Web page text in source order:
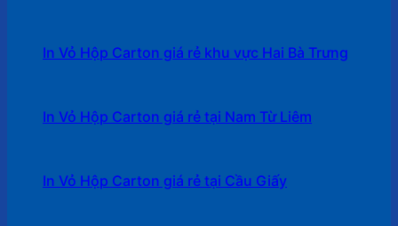
In Vỏ Hộp Carton giá rẻ khu vực Hai Bà Trưng
In Vỏ Hộp Carton giá rẻ tại Nam Từ Liêm
In Vỏ Hộp Carton giá rẻ tại Cầu Giấy